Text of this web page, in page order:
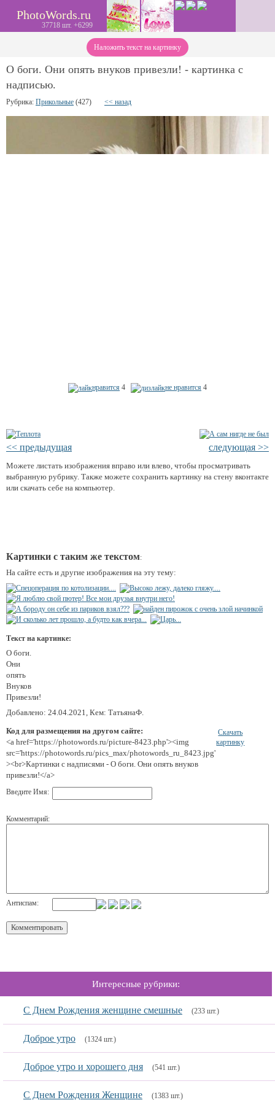
PhotoWords.ru
37718 шт. +6299
Наложить текст на картинку
О боги. Они опять внуков привезли! - картинка с
надписью.
Рубрика: Прикольные (427) << назад
нравится 4 не нравится 4
<< предыдущая следующая >>
Можете листать изображения вправо или влево, чтобы просматривать
выбранную рубрику. Также можете сохранить картинку на стену вконтакте
или скачать себе на компьютер.
Картинки с таким же текстом:
На сайте есть и другие изображения на эту тему:
Текст на картинке:
О боги.
Они
опять
Внуков
Привезли!
Добавлено: 24.04.2021, Кем: ТатьянаФ.
Код для размещения на другом сайте:
<a href='https://photowords.ru/picture-8423.php'><img
src='https://photowords.ru/pics_max/photowords_ru_8423.jpg'
><br>Картинки с надписями - О боги. Они опять внуков
привезли!</a>
Скачать
картинку
Введите Имя:
Комментарий:
Антиспам:
Интересные рубрики:
С Днем Рождения женщине смешные (233 шт.)
Доброе утро (1324 шт.)
Доброе утро и хорошего дня (541 шт.)
С Днем Рождения Женщине (1383 шт.)